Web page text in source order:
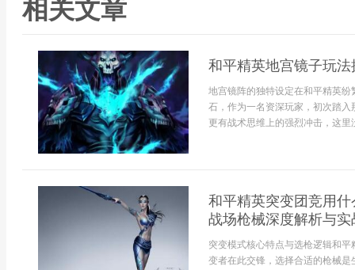
相关文章
和平精英地宫镜子玩
地宫镜阵的独特设定在和平精英
石，作为一名资深玩家，初次踏
更有战术思维上的强烈冲击，这
和平精英突变团竞用
战场枪械深度解析与实
突变模式核心特点与选枪逻辑和
变者在此交锋，选择合适的枪械